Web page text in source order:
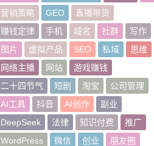
营销策略
GEO
直播带货
赚钱定律
手机 域名 社群
写作
图片
虚拟产品 SEO 私域
思维
网络主播
网站
游戏赚钱
二十四节气
短剧 淘宝
公司管理
AI工具
抖音 AI创作
副业
DeepSeek
法律 知识付费
推广
WordPress
微信 创业
朋友圈